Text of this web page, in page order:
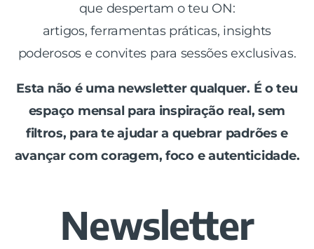
que despertam o teu ON:
artigos, ferramentas práticas, insights
poderosos e convites para sessões exclusivas.
Esta não é uma newsletter qualquer. É o teu
espaço mensal para inspiração real, sem
filtros, para te ajudar a quebrar padrões e
avançar com coragem, foco e autenticidade.
Newsletter